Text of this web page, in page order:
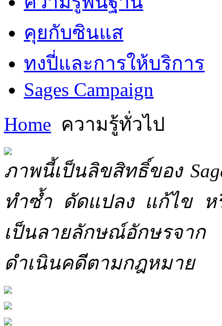
คุยกับซินแส
ทงปี่และการให้บริการ
Sages Campaign
Home ความรู้ทั่วไป
ภาพนี้เป็นลิขสิทธิ์ของ
ทำซ้ำ ดัดแปลง แก้ไข ห
เป็นลายลักษณ์อักษรจาก
ดำเนินคดีตามกฎหมาย